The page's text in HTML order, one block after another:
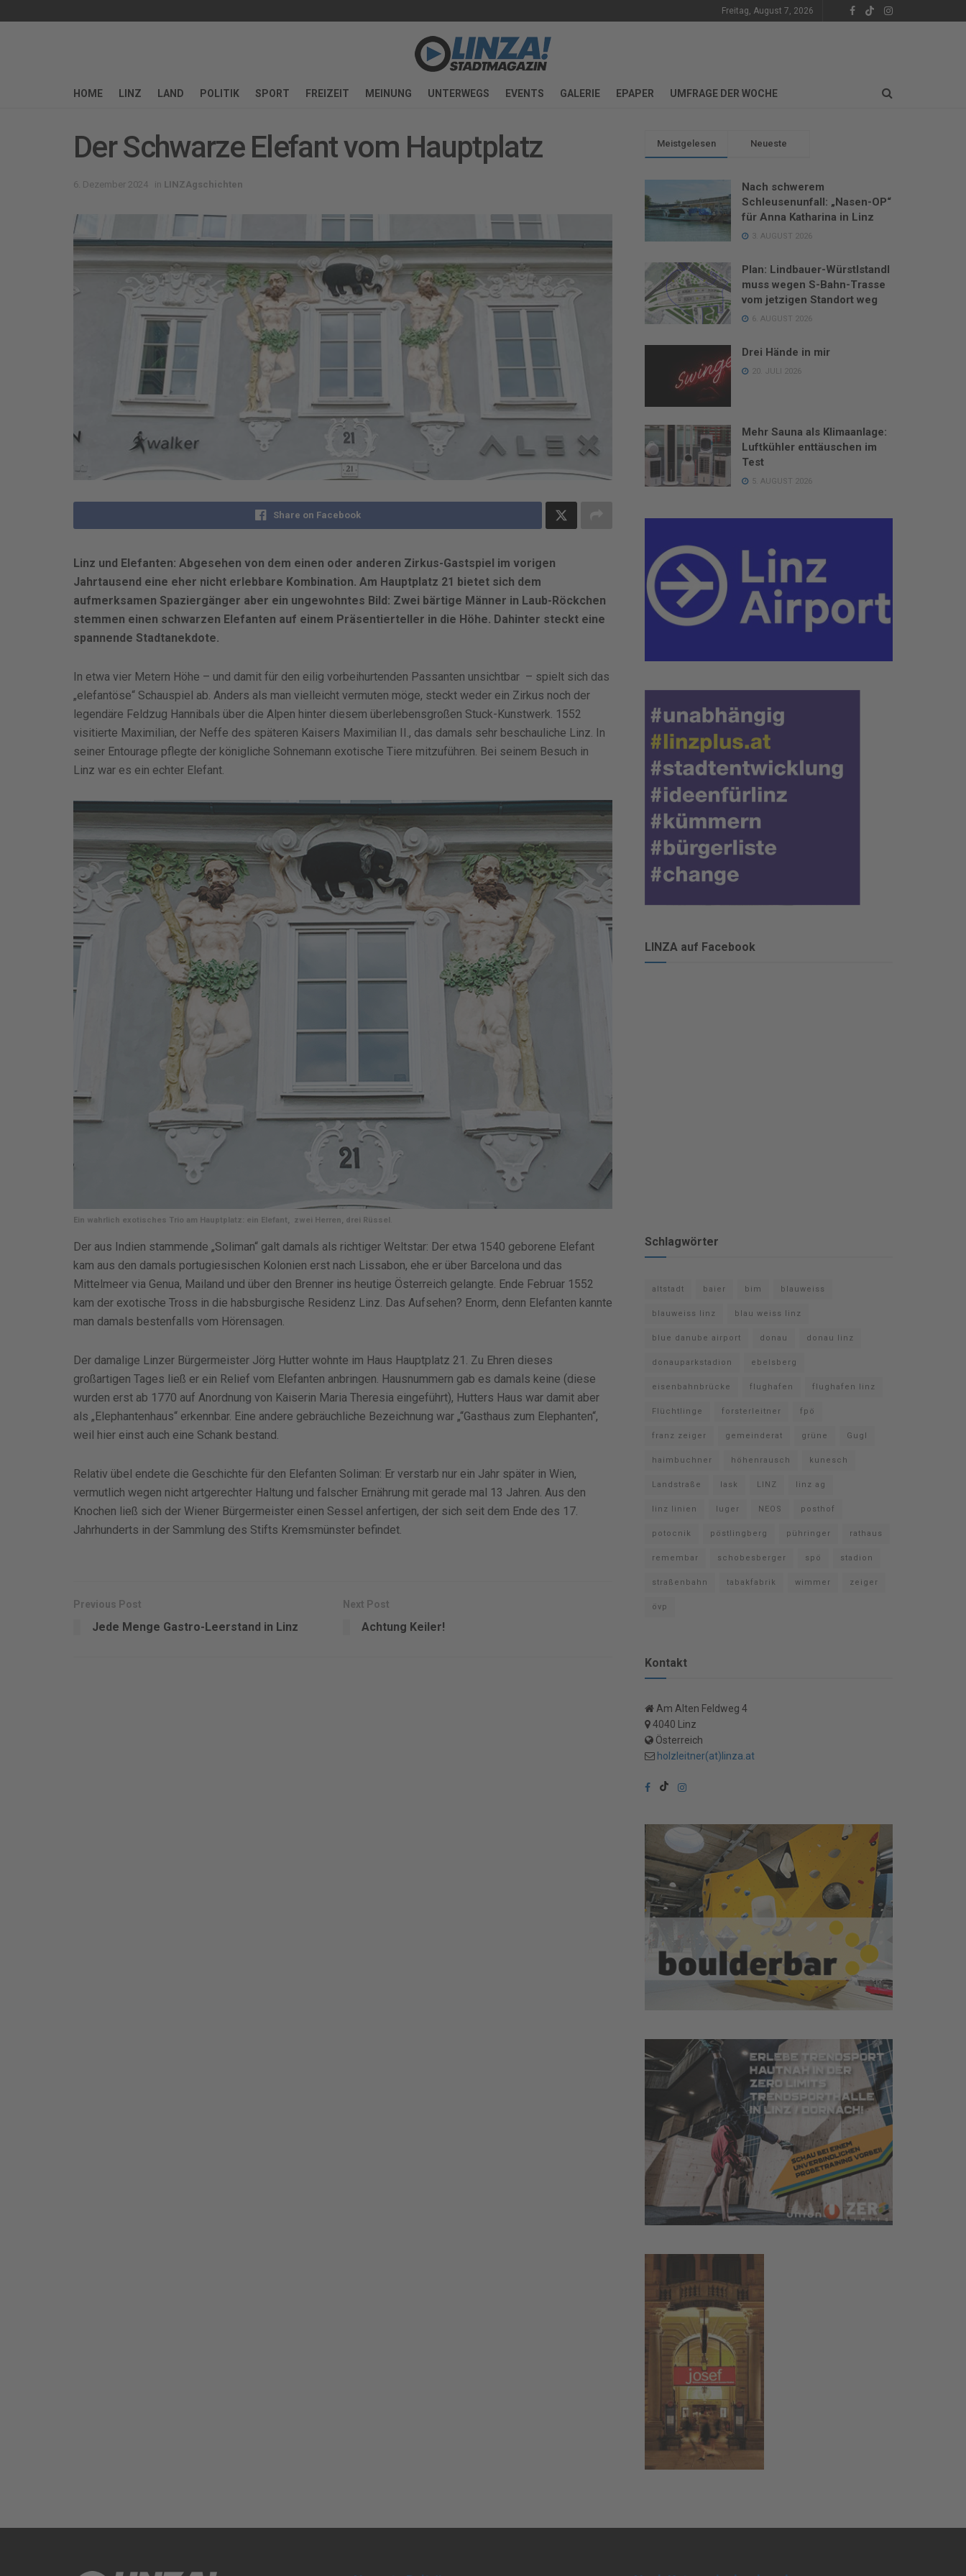
Freitag, August 7, 2026
HOME LINZ LAND POLITIK SPORT FREIZEIT MEINUNG UNTERWEGS EVENTS GALERIE EPAPER UMFRAGE DER WOCHE
Der Schwarze Elefant vom Hauptplatz
6. Dezember 2024 in LINZAgschichten
Share on Facebook
Linz und Elefanten: Abgesehen von dem einen oder anderen Zirkus-Gastspiel im vorigen
Jahrtausend eine eher nicht erlebbare Kombination. Am Hauptplatz 21 bietet sich dem
aufmerksamen Spaziergänger aber ein ungewohntes Bild: Zwei bärtige Männer in Laub-Röckchen
stemmen einen schwarzen Elefanten auf einem Präsentierteller in die Höhe. Dahinter steckt eine
spannende Stadtanekdote.
In etwa vier Metern Höhe – und damit für den eilig vorbeihurtenden Passanten unsichtbar – spielt sich das
„elefantöse“ Schauspiel ab. Anders als man vielleicht vermuten möge, steckt weder ein Zirkus noch der
legendäre Feldzug Hannibals über die Alpen hinter diesem überlebensgroßen Stuck-Kunstwerk. 1552
visitierte Maximilian, der Neffe des späteren Kaisers Maximilian II., das damals sehr beschauliche Linz. In
seiner Entourage pflegte der königliche Sohnemann exotische Tiere mitzuführen. Bei seinem Besuch in
Linz war es ein echter Elefant.
Ein wahrlich exotisches Trio am Hauptplatz: ein Elefant, zwei Herren, drei Rüssel
Der aus Indien stammende „Soliman“ galt damals als richtiger Weltstar: Der etwa 1540 geborene Elefant
kam aus den damals portugiesischen Kolonien erst nach Lissabon, ehe er über Barcelona und das
Mittelmeer via Genua, Mailand und über den Brenner ins heutige Österreich gelangte. Ende Februar 1552
kam der exotische Tross in die habsburgische Residenz Linz. Das Aufsehen? Enorm, denn Elefanten kannte
man damals bestenfalls vom Hörensagen.
Der damalige Linzer Bürgermeister Jörg Hutter wohnte im Haus Hauptplatz 21. Zu Ehren dieses
großartigen Tages ließ er ein Relief vom Elefanten anbringen. Hausnummern gab es damals keine (diese
wurden erst ab 1770 auf Anordnung von Kaiserin Maria Theresia eingeführt), Hutters Haus war damit aber
als „Elephantenhaus“ erkennbar. Eine andere gebräuchliche Bezeichnung war „“Gasthaus zum Elephanten“,
weil hier einst auch eine Schank bestand.
Relativ übel endete die Geschichte für den Elefanten Soliman: Er verstarb nur ein Jahr später in Wien,
vermutlich wegen nicht artgerechter Haltung und falscher Ernährung mit gerade mal 13 Jahren. Aus den
Knochen ließ sich der Wiener Bürgermeister einen Sessel anfertigen, der sich seit dem Ende des 17.
Jahrhunderts in der Sammlung des Stifts Kremsmünster befindet.
Previous Post
Jede Menge Gastro-Leerstand in Linz
Next Post
Achtung Keiler!
Meistgelesen Neueste
Nach schwerem
Schleusenunfall: „Nasen-OP“
für Anna Katharina in Linz
3. AUGUST 2026
Plan: Lindbauer-Würstlstandl
muss wegen S-Bahn-Trasse
vom jetzigen Standort weg
6. AUGUST 2026
Drei Hände in mir
20. JULI 2026
Mehr Sauna als Klimaanlage:
Luftkühler enttäuschen im
Test
5. AUGUST 2026
LINZA auf Facebook
Schlagwörter
altstadt baier bim blauweiss
blauweiss linz blau weiss linz
blue danube airport donau donau linz
donauparkstadion ebelsberg
eisenbahnbrücke flughafen flughafen linz
Flüchtlinge forsterleitner fpö
franz zeiger gemeinderat grüne Gugl
haimbuchner höhenrausch kunesch
Landstraße lask LINZ linz ag
linz linien luger NEOS posthof
potocnik pöstlingberg pühringer rathaus
remembar schobesberger spö stadion
straßenbahn tabakfabrik wimmer zeiger
övp
Kontakt
Am Alten Feldweg 4
4040 Linz
Österreich
holzleitner(at)linza.at